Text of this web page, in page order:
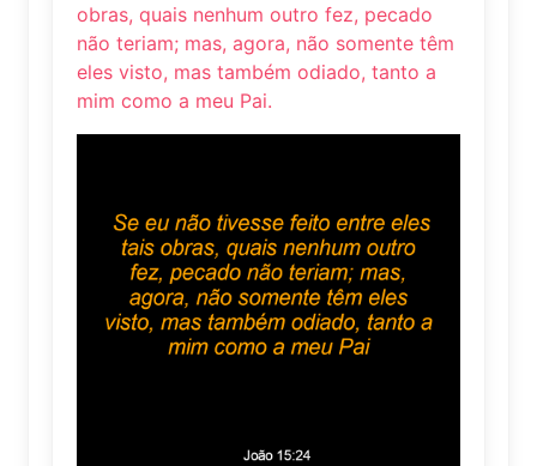
obras, quais nenhum outro fez, pecado
não teriam; mas, agora, não somente têm
eles visto, mas também odiado, tanto a
mim como a meu Pai.